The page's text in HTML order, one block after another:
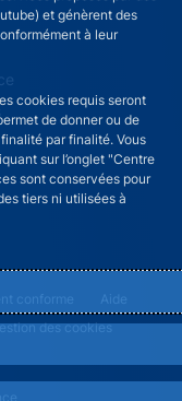
et génèrent des
à leur
cookies requis seront
de donner ou de
par finalité. Vous
sur l’onglet "Centre
sont conservées pour
tiers ni utilisées à
conforme
Aide
des cookies